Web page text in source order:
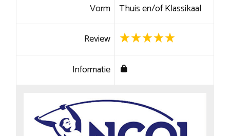
Vorm Thuis en/of Klassikaal
Review
Informatie